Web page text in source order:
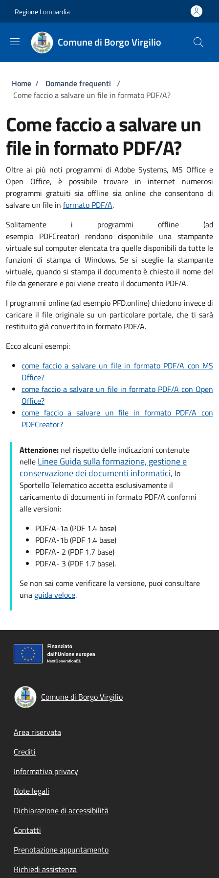
Regione Lombardia
Comune di Borgo Virgilio
Briciole di pane
Home / Domande frequenti /
Come faccio a salvare un file in formato PDF/A?
Come faccio a salvare un
file in formato PDF/A?
Oltre ai più noti programmi di Adobe Systems, MS Office e
Open Office, è possibile trovare in internet numerosi
programmi gratuiti sia offline sia online che consentono di
salvare un file in formato PDF/A.
Solitamente i programmi offline (ad
esempio PDFCreator) rendono disponibile una stampante
virtuale sul computer elencata tra quelle disponibili da tutte le
funzioni di stampa di Windows. Se si sceglie la stampante
virtuale, quando si stampa il documento è chiesto il nome del
file da generare e poi viene creato il documento PDF/A.
I programmi online (ad esempio PFD.online) chiedono invece di
caricare il file originale su un particolare portale, che ti sarà
restituito già convertito in formato PDF/A.
Ecco alcuni esempi:
come faccio a salvare un file in formato PDF/A con MS
Office?
come faccio a salvare un file in formato PDF/A con Open
Office?
come faccio a salvare un file in formato PDF/A con
PDFCreator?
Attenzione: nel rispetto delle indicazioni contenute
nelle Linee Guida sulla formazione, gestione e
conservazione dei documenti informatici, lo
Sportello Telematico accetta esclusivamente il
caricamento di documenti in formato PDF/A conformi
alle versioni:
PDF/A-1a (PDF 1.4 base)
PDF/A-1b (PDF 1.4 base)
PDF/A- 2 (PDF 1.7 base)
PDF/A- 3 (PDF 1.7 base).
Se non sai come verificare la versione, puoi consultare
una guida veloce.
Comune di Borgo Virgilio
Footer menu
Area riservata
Crediti
Informativa privacy
Note legali
Dichiarazione di accessibilità
Contatti
Prenotazione appuntamento
Richiedi assistenza